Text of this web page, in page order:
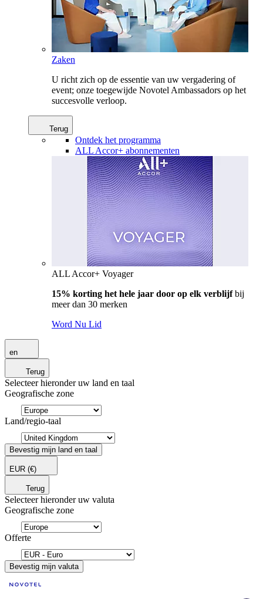
Zaken
U richt zich op de essentie van uw vergadering of
event; onze toegewijde Novotel Ambassadors op het
succesvolle verloop.
Terug
Ontdek het programma
ALL Accor+ abonnementen
ALL Accor+ Voyager
15% korting het hele jaar door op elk verblijfbij
meer dan 30 merken
Word Nu Lid
en
Terug
Selecteer hieronder uw land en taal
Geografische zone
Land/regio-taal
Bevestig mijn land en taal
EUR (€)
Terug
Selecteer hieronder uw valuta
Geografische zone
Offerte
Bevestig mijn valuta